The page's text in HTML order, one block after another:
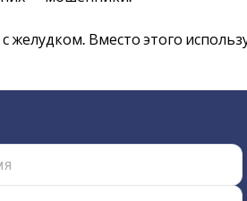
желудком. Вместо этого